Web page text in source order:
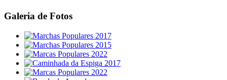
Galeria de Fotos